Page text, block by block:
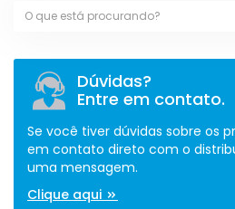
Dúvidas?
Entre em contato.
Se você tiver dúvidas sobre os
em contato direto com o
uma mensagem.
Clique aqui